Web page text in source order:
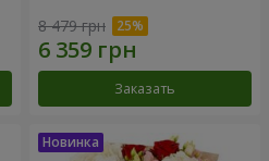
8 479 грн
Заказать